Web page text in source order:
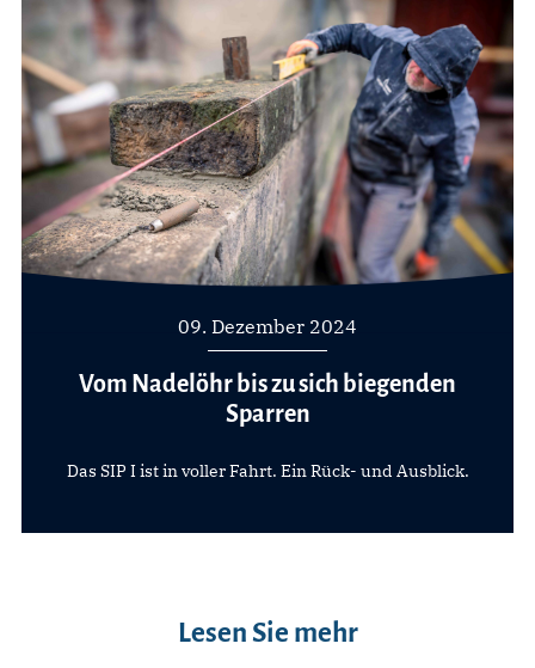
09. Dezember 2024
Vom Nadelöhr bis zu sich biegenden
Sparren
Das SIP I ist in voller Fahrt. Ein Rück- und Ausblick.
Lesen Sie mehr